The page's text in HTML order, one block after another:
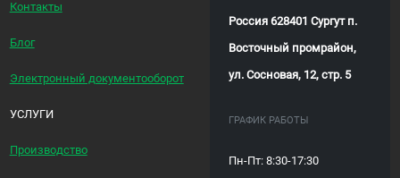
Контакты
Блог
Электронный документооборот
УСЛУГИ
Производство
Россия 628401 Сургут п.
Восточный промрайон,
ул. Сосновая, 12, стр. 5
ГРАФИК РАБОТЫ
Пн-Пт: 8:30-17:30